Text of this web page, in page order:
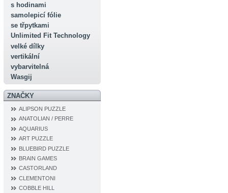
s hodinami
samolepicí fólie
se třpytkami
Unlimited Fit Technology
velké dílky
vertikální
vybarvitelná
Wasgij
ZNAČKY
ALIPSON PUZZLE
ANATOLIAN / PERRE
AQUARIUS
ART PUZZLE
BLUEBIRD PUZZLE
BRAIN GAMES
CASTORLAND
CLEMENTONI
COBBLE HILL